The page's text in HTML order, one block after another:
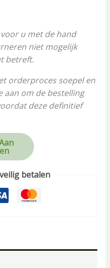
u met de hand
niet mogelijk
betreft.
orderproces soepel en
aan om de bestelling
deze definitief
betalen